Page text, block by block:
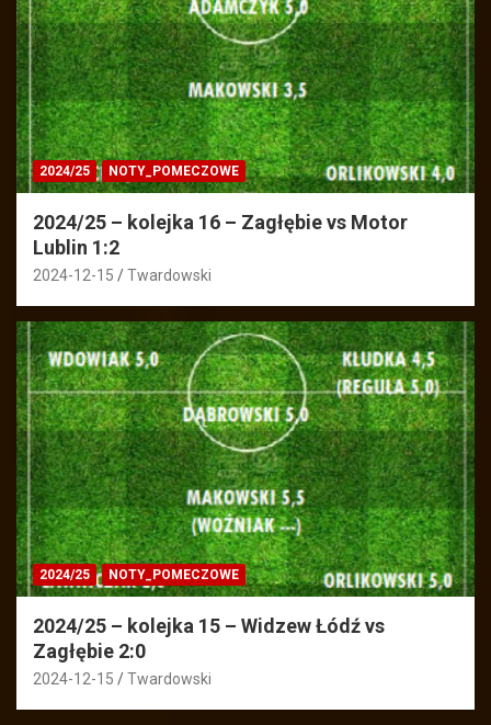
2024/25 NOTY_POMECZOWE
2024/25 – kolejka 16 – Zagłębie vs Motor
Lublin 1:2
2024-12-15 Twardowski
2024/25 NOTY_POMECZOWE
2024/25 – kolejka 15 – Widzew Łódź vs
Zagłębie 2:0
2024-12-15 Twardowski